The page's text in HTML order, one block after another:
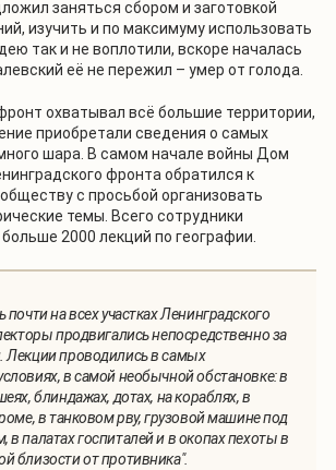
заняться сбором и заготовкой
изучить и по максимуму использовать
так и не воплотили, вскоре началась
её не пережил – умер от голода.
охватывал всё большие территории,
приобретали сведения о самых
шара. В самом начале войны Дом
фронта обратился к
с просьбой организовать
темы. Всего сотрудники
2000 лекций по географии.
почти на всех участках Ленинградского
продвигались непосредственно за
Лекции проводились в самых
в самой необычной обстановке: в
блиндажах, дотах, на кораблях, в
в танковом рву, грузовой машине под
палатах госпиталей и в окопах пехоты в
близости от противника".